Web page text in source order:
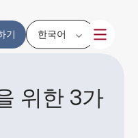
기 한국어
위한 3가